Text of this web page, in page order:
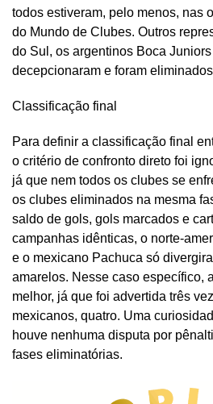
todos estiveram, pelo menos, nas
do Mundo de Clubes. Outros
do Sul, os argentinos Boca
decepcionaram e foram
Classificação final
Para definir a classificação final
o critério de confronto direto foi
já que nem todos os clubes se
os clubes eliminados na mesma
saldo de gols, gols marcados e
campanhas idênticas, o norte-
e o mexicano Pachuca só
amarelos. Nesse caso específico,
melhor, já que foi advertida três
mexicanos, quatro. Uma
houve nenhuma disputa por
fases eliminatórias.